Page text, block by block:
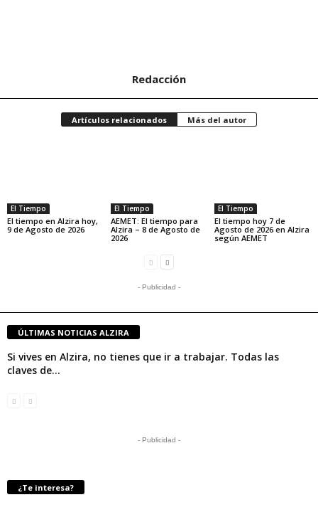
Redacción
Artículos relacionados Más del autor
El Tiempo
El tiempo en Alzira hoy,
9 de Agosto de 2026
El Tiempo
AEMET: El tiempo para
Alzira – 8 de Agosto de
2026
El Tiempo
El tiempo hoy 7 de
Agosto de 2026 en Alzira
según AEMET
- Publicidad -
ÚLTIMAS NOTICIAS ALZIRA
Si vives en Alzira, no tienes que ir a trabajar. Todas las
claves de...
- Publicidad -
¿Te interesa?